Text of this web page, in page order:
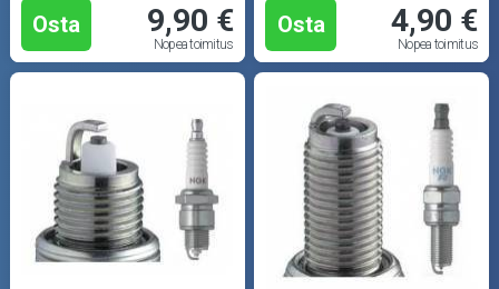
Osta 9,90 €
Nopea toimitus
Osta 4,90 €
Nopea toimitus